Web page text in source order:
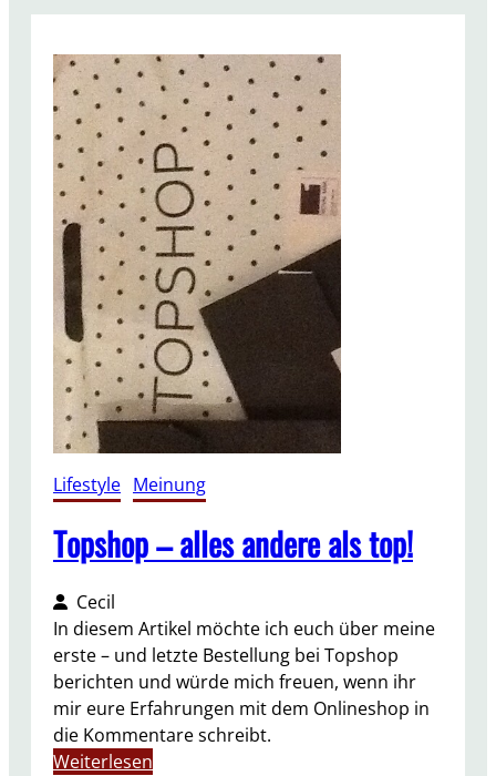
Lifestyle Meinung
Topshop – alles andere als top!
Cecil
In diesem Artikel möchte ich euch über meine
erste – und letzte Bestellung bei Topshop
berichten und würde mich freuen, wenn ihr
mir eure Erfahrungen mit dem Onlineshop in
die Kommentare schreibt.
Weiterlesen